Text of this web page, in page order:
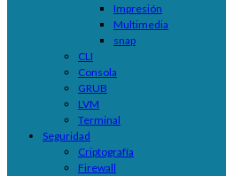
Impresión
Multimedia
snap
CLI
Consola
GRUB
LVM
Terminal
Seguridad
Criptografía
Firewall